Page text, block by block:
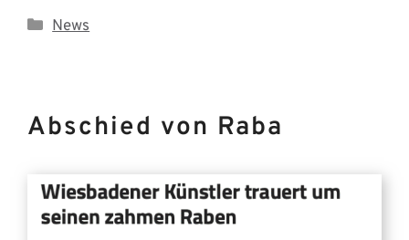
Kategorien
News
Abschied von Raba